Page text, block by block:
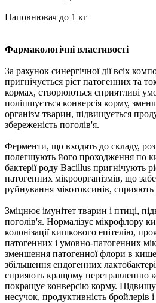
Наповнювач до 1 кг
Фармакологічні властивості
За рахунок синергічної дії всіх
пригнічується ріст патогенних та
кормах, створюються сприятливі
поліпшується конверсія корму,
організм тварин, підвищується
збереженість поголів'я.
Ферменти, що входять до складу,
полегшують його проходження по
бактерії роду Bacillus пригнічують
патогенних мікроорганізмів, що
руйнування мікотоксинів,
Зміцнює імунітет тварин і птиці,
поголів'я. Нормалізує мікрофлору
колонізації кишкового епітелію,
патогенних і умовно-патогенних
зменшення патогенної флори в
збільшення ендогенних
сприяють кращому перетравленню
покращує конверсію корму.
несучок, продуктивність бройлерів